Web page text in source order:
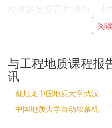
检波器是安置在地面、
地震探测器或接收器，
信号的一种传感器。现
磁式主要用于陆地工作，
和沼泽工作。
2.震源
炸药震源:一般工程地震
型TNT或铵梯炸药震源
阅
与工程地质课程报
讯
戴旭龙中国地质大学武汉
中国地质大学自动取票机